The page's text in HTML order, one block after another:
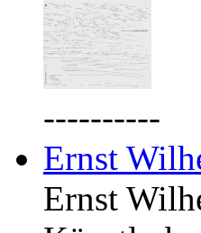
----------
Ernst
Ernst